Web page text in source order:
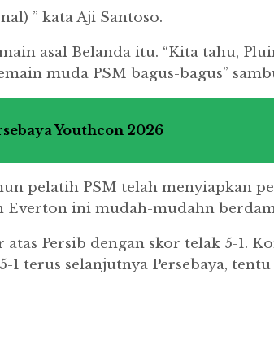
” kata Aji Santoso.
asal Belanda itu. “Kita tahu,
muda PSM bagus-bagus”
Youthcon 2026
pelatih PSM telah menyiapkan
Everton ini mudah-mudahn
Persib dengan skor telak 5-1.
terus selanjutnya Persebaya,